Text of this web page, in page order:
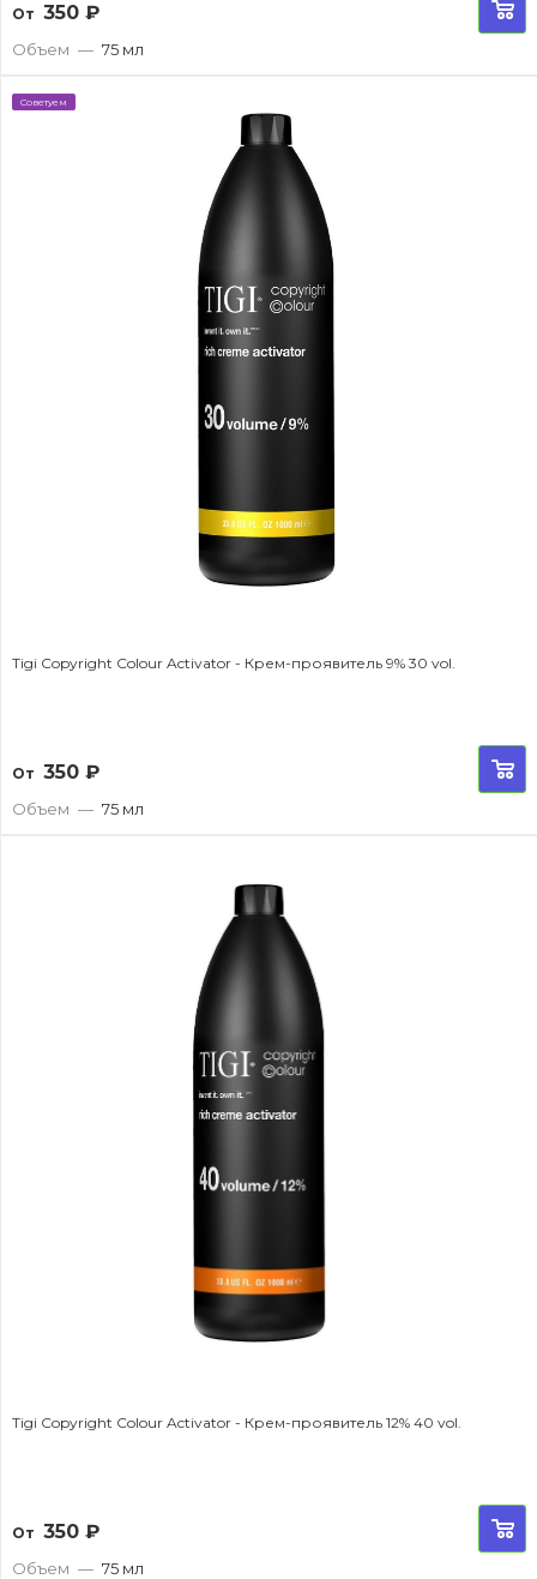
От 350 ₽
Объем — 75 мл
Советуем
Tigi Copyright Colour Activator - Крем-проявитель 9% 30 vol.
От 350 ₽
Объем — 75 мл
Tigi Copyright Colour Activator - Крем-проявитель 12% 40 vol.
От 350 ₽
Объем — 75 мл